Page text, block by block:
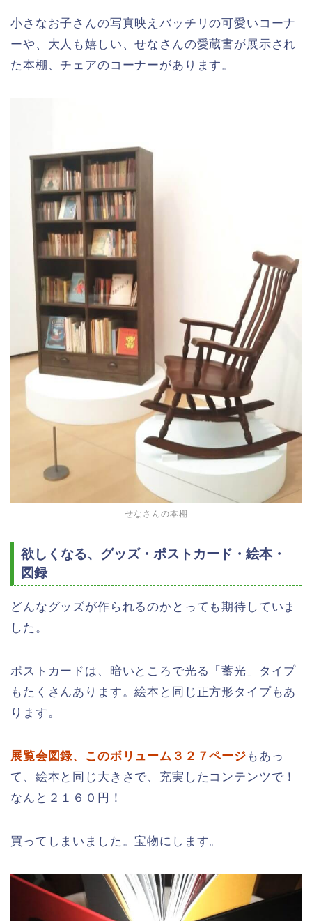
小さなお子さんの写真映えバッチリの可愛いコーナ
ーや、大人も嬉しい、せなさんの愛蔵書が展示され
た本棚、チェアのコーナーがあります。
せなさんの本棚
欲しくなる、グッズ・ポストカード・絵本・
図録
どんなグッズが作られるのかとっても期待していま
した。
ポストカードは、暗いところで光る「蓄光」タイプ
もたくさんあります。絵本と同じ正方形タイプもあ
ります。
展覧会図録、このボリューム３２７ページ もあっ
て、絵本と同じ大きさで、充実したコンテンツで！
なんと２１６０円！
買ってしまいました。宝物にします。